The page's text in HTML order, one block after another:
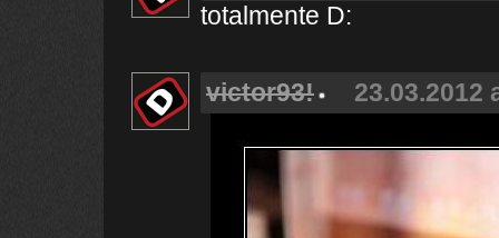
totalmente D:
victor93! 23.03.2012